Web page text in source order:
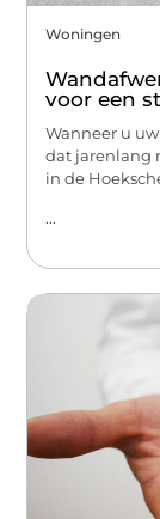
Woningen
voor een
Wanneer u
dat jarenlang
in de
...